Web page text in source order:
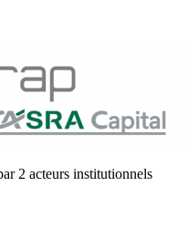
2 acteurs institutionnels